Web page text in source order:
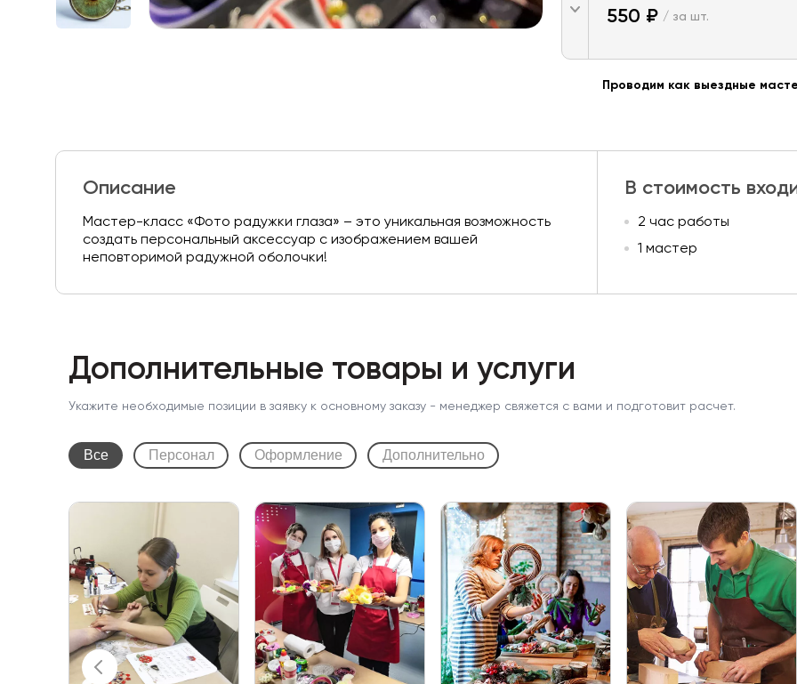
550 ₽ / за шт.
Проводим как выездные
Описание
Мастер-класс «Фото радужки глаза» – это уникальная возможность
создать персональный аксессуар с изображением вашей
неповторимой радужной оболочки!
В стоимость
2 час работы
1 мастер
Дополнительные товары и услуги
Укажите необходимые позиции в заявку к основному заказу - менеджер свяжется с вами и подготовит расчет.
Все Персонал Оформление Дополнительно